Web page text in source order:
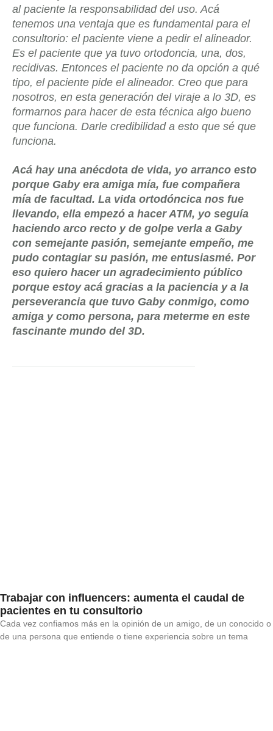
al paciente la responsabilidad del uso. Acá
tenemos una ventaja que es fundamental para el
consultorio: el paciente viene a pedir el alineador.
Es el paciente que ya tuvo ortodoncia, una, dos,
recidivas. Entonces el paciente no da opción a qué
tipo, el paciente pide el alineador. Creo que para
nosotros, en esta generación del viraje a lo 3D, es
formarnos para hacer de esta técnica algo bueno
que funciona. Darle credibilidad a esto que sé que
funciona.
Acá hay una anécdota de vida, yo arranco esto
porque Gaby era amiga mía, fue compañera
mía de facultad. La vida ortodóncica nos fue
llevando, ella empezó a hacer ATM, yo seguía
haciendo arco recto y de golpe verla a Gaby
con semejante pasión, semejante empeño, me
pudo contagiar su pasión, me entusiasmé. Por
eso quiero hacer un agradecimiento público
porque estoy acá gracias a la paciencia y a la
perseverancia que tuvo Gaby conmigo, como
amiga y como persona, para meterme en este
fascinante mundo del 3D.
Trabajar con influencers: aumenta el caudal de
pacientes en tu consultorio
Cada vez confiamos más en la opinión de un amigo, de un conocido o
de una persona que entiende o tiene experiencia sobre un tema